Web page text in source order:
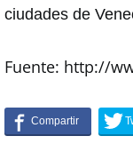
ciudades de
Fuente: http://